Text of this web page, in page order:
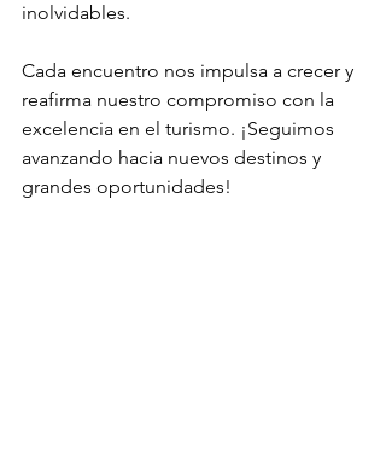
inolvidables.
Cada encuentro nos impulsa a crecer y
reafirma nuestro compromiso con la
excelencia en el turismo. ¡Seguimos
avanzando hacia nuevos destinos y
grandes oportunidades!